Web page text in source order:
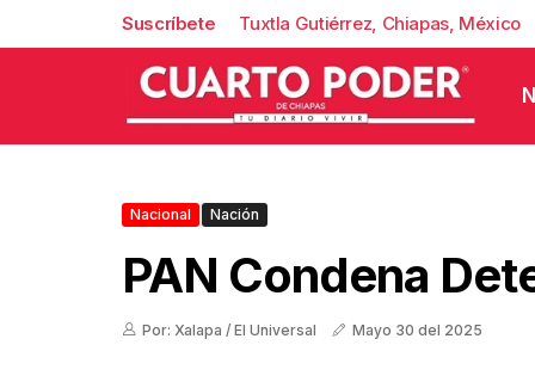
Suscríbete Tuxtla Gutiérrez, Chiapas, México
Nacional Nación
PAN Condena
Por: Xalapa / El Universal Mayo 30 del 2025